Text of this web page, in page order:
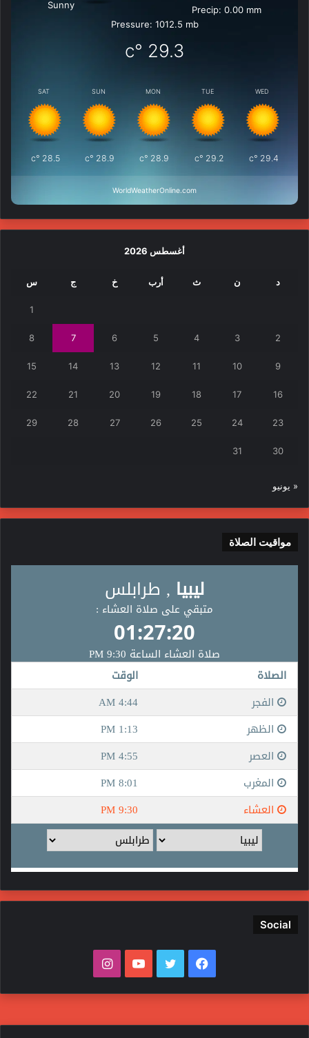
Sunny
Precip: 0.00 mm
Pressure: 1012.5 mb
29.3
°c
SAT
28.5
°c
SUN
28.9
°c
MON
28.9
°c
TUE
29.2
°c
WED
29.4
°c
WorldWeatherOnline.com
أغسطس 2026
د ن ث أرب خ ج س
1
2
3
4
5
6
7
8
9
10
11
12
13
14
15
16
17
18
19
20
21
22
23
24
25
26
27
28
29
30
31
« يونيو
مواقيت الصلاة
Social
فيسبوك تويتر يوتيوبانستقرام